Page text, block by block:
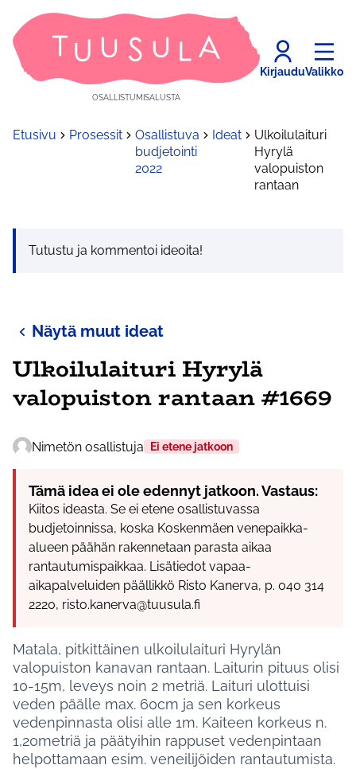
OSALLISTUMISALUSTA
KirjauduValikko
Etusivu Prosessit
Osallistuva
budjetointi
2022
Ideat
Ulkoilulaituri
Hyrylä
valopuiston
rantaan
Tutustu ja kommentoi ideoita!
Näytä muut ideat
Ulkoilulaituri Hyrylä
valopuiston rantaan #1669
Nimetön osallistuja Ei etene jatkoon
Tämä idea ei ole edennyt jatkoon. Vastaus:
Kiitos ideasta. Se ei etene osallistuvassa
budjetoinnissa, koska Koskenmäen venepaikka-
alueen päähän rakennetaan parasta aikaa
rantautumispaikkaa. Lisätiedot vapaa-
aikapalveluiden päällikkö Risto Kanerva, p. 040 314
2220, risto.kanerva@tuusula.fi
Matala, pitkittäinen ulkoilulaituri Hyrylän
valopuiston kanavan rantaan. Laiturin pituus olisi
10-15m, leveys noin 2 metriä. Laituri ulottuisi
veden päälle max. 60cm ja sen korkeus
vedenpinnasta olisi alle 1m. Kaiteen korkeus n.
1,20metriä ja päätyihin rappuset vedenpintaan
helpottamaan esim. veneilijöiden rantautumista.